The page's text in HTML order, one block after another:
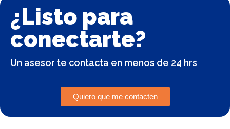
¿Listo para
conectarte?
Un asesor te contacta en menos de 24 hrs
Quiero que me contacten